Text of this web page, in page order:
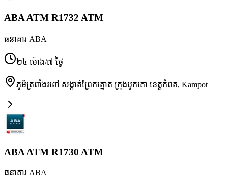
ABA ATM R1732 ATM
ធនាគារ ABA
២៤ ម៉ោង/៧ ថ្ងៃ
ភូមិត្រពាំងរពៅ សង្កាត់ព្រែកត្នោត ក្រុងបូកគោ ខេត្តកំពត, Kampot
ABA ATM R1730 ATM
ធនាគារ ABA